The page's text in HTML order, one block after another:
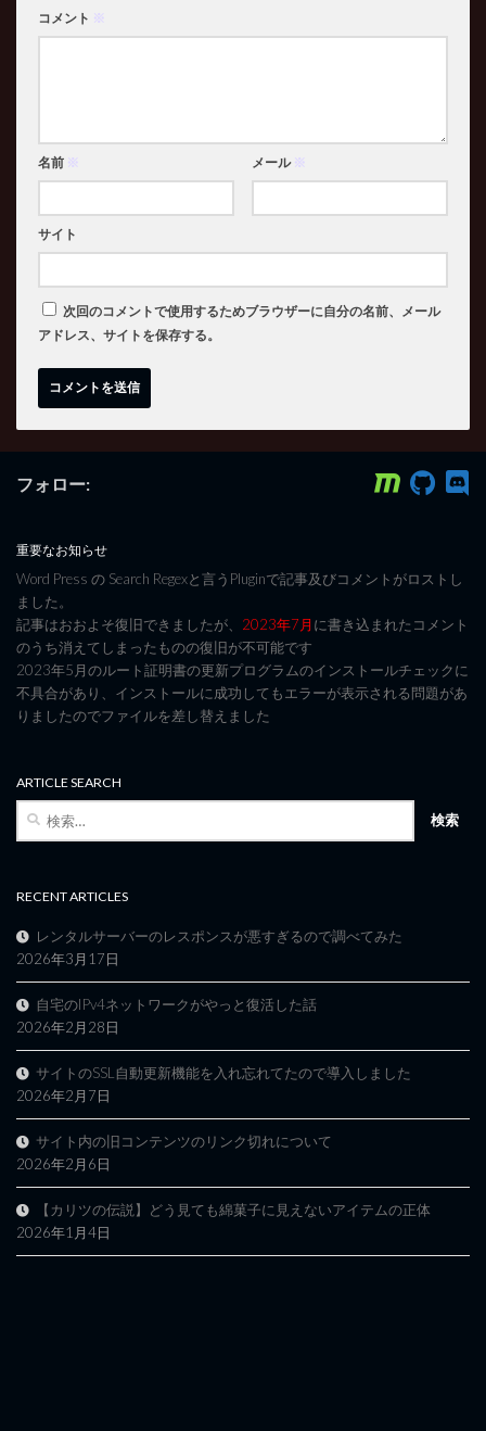
コメント ※
名前 ※ メール ※
サイト
次回のコメントで使用するためブラウザーに自分の名前、メール
アドレス、サイトを保存する。
フォロー:
重要なお知らせ
Word Press の Search Regexと言うPluginで記事及びコメントがロストし
ました。
記事はおおよそ復旧できましたが、 2023年7月に書き込まれたコメント
のうち消えてしまったものの復旧が不可能です
2023年5月のルート証明書の更新プログラムのインストールチェックに
不具合があり、インストールに成功してもエラーが表示される問題があ
りましたのでファイルを差し替えました
ARTICLE SEARCH
RECENT ARTICLES
レンタルサーバーのレスポンスが悪すぎるので調べてみた
2026年3月17日
自宅のIPv4ネットワークがやっと復活した話
2026年2月28日
サイトのSSL自動更新機能を入れ忘れてたので導入しました
2026年2月7日
サイト内の旧コンテンツのリンク切れについて
2026年2月6日
【カリツの伝説】どう見ても綿菓子に見えないアイテムの正体
2026年1月4日